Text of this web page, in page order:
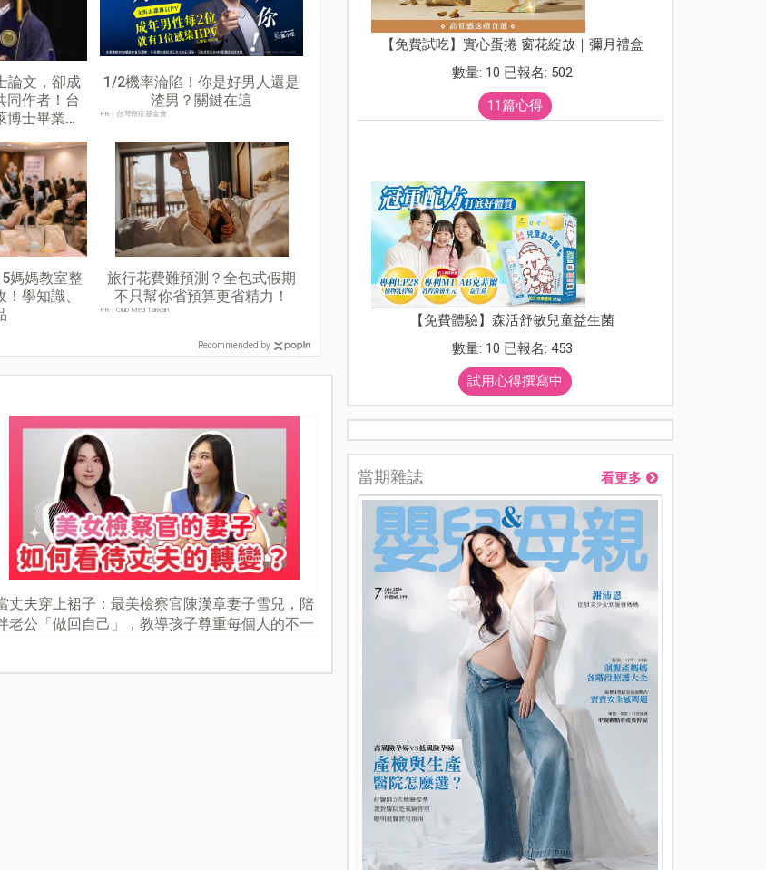
論文，卻成
同作者！台
士畢業生
1/2機率淪陷！你是好男人還是
渣男？關鍵在這
PR・台灣癌症基金會
媽媽教室整
學知識、
旅行花費難預測？全包式假期
不只幫你省預算更省精力！
PR・Club Med Taiwan
Recommended by
丈夫穿上裙子：最美檢察官陳漢章妻子雪兒，陪
老公「做回自己」，教導孩子尊重每個人的不一
【免費試吃】實心蛋捲 窗花綻放｜彌月禮盒
數量: 10 已報名: 502
11篇心得
【免費體驗】森活舒敏兒童益生菌
數量: 10 已報名: 453
試用心得撰寫中
當期雜誌 看更多